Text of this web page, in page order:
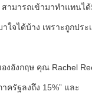
มารถเข้ามาทำแทนได้
ใจได้บ้าง เพราะถูกปร
งอังกฤษ คุณ Rachel
ครัฐลงถึง 15%” และ